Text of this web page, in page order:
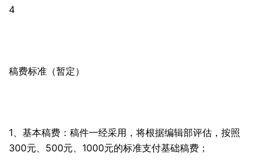
4
稿费标准（暂定）
1、基本稿费：稿件一经采用，将根据编辑部评估，按照
300元、500元、1000元的标准支付基础稿费；